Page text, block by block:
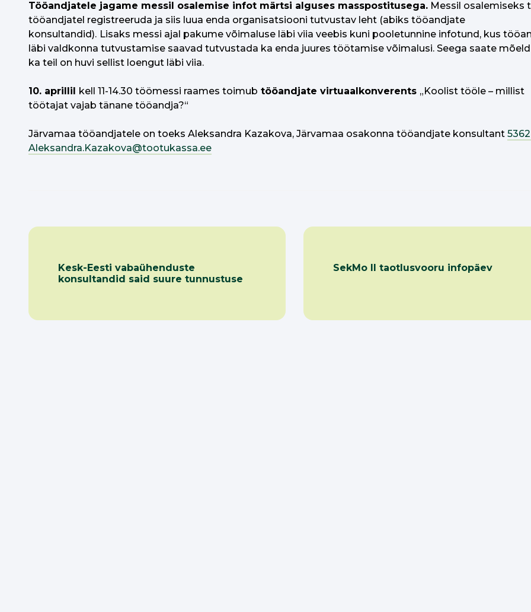
Tööandjatele jagame messil osalemise infot märtsi alguses masspostitusega. Messil osalemiseks
tööandjatel registreeruda ja siis luua enda organisatsiooni tutvustav leht (abiks tööandjate
konsultandid). Lisaks messi ajal pakume võimaluse läbi viia veebis kuni pooletunnine infotund, kus
läbi valdkonna tutvustamise saavad tutvustada ka enda juures töötamise võimalusi. Seega saate
ka teil on huvi sellist loengut läbi viia.
10. aprillil kell 11-14.30 töömessi raames toimub tööandjate virtuaalkonverents „Koolist tööle – millist
töötajat vajab tänane tööandja?“
Järvamaa tööandjatele on toeks Aleksandra Kazakova, Järvamaa osakonna tööandjate konsultant
Aleksandra.Kazakova@tootukassa.ee
Kesk-Eesti vabaühenduste
konsultandid said suure tunnustuse
SekMo II taotlusvooru infopäev